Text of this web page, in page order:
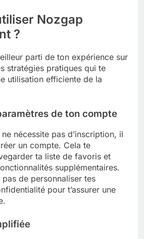
Nozgap
?
parti de ton expérience sur
stratégies pratiques qui te
utilisation efficiente de la
de ton compte
nécessite pas d’inscription, il
un compte. Cela te
ta liste de favoris et
supplémentaires.
pas de personnaliser tes
pour t’assurer une